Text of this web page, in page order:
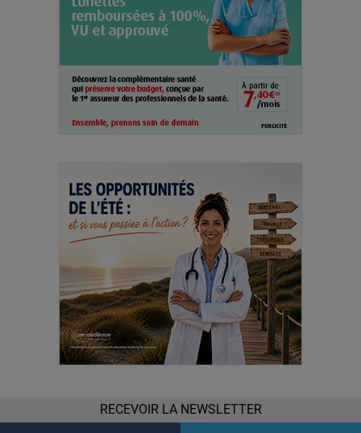
RECEVOIR LA NEWSLETTER